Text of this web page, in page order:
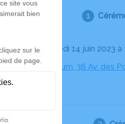
Le mercredi 14 juin 2023 à
Crematorium, 38 Av. des